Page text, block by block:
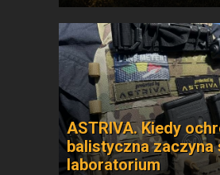
ASTRIVA. Kiedy
balistyczna zaczyna
laboratorium